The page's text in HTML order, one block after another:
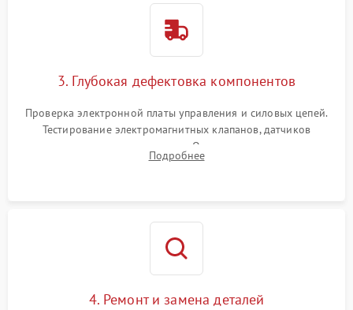
3. Глубокая дефектовка компонентов
Проверка электронной платы управления и силовых цепей.
Тестирование электромагнитных клапанов, датчиков
температуры и расходомера. Оценка степени износа
жерновов кофемолки, уплотнительных колец гидросистемы
Подробнее
4. Ремонт и замена деталей